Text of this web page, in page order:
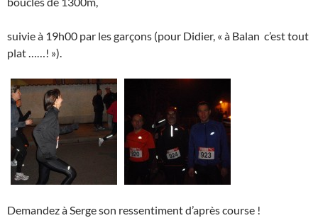
suivie à 19h00 par les garçons (pour Didier, « à Balan c’est tout
plat ……! »).
Demandez à Serge son ressentiment d’après course !